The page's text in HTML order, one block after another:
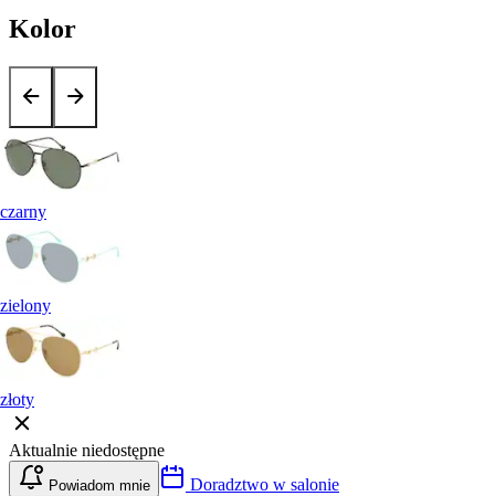
Kolor
czarny
zielony
złoty
Aktualnie niedostępne
Powiadom mnie Doradztwo w salonie